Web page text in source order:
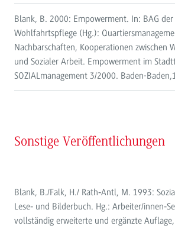
Blank, B. 2000: Empowerment. In: BAG der
Wohlfahrtspflege (Hg.):
Nachbarschaften, Kooperationen zwischen
und Sozialer Arbeit. Empowerment im
SOZIALmanagement 3/2000. Baden-
Sonstige Veröffentlichungen
Blank, B./Falk, H./ Rath‐Antl, M. 1993:
Lese‐ und Bilderbuch. Hg.: Arbeiter/
vollständig erweiterte und ergänzte